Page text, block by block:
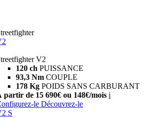
V2
120 ch PUISSANCE
93,3 Nm COUPLE
178 Kg POIDS SANS CARBURANT
partir de 15 690€ ou 148€/mois i
le Découvrez-le
S